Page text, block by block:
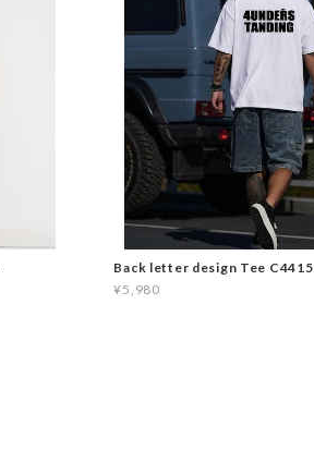
Back letter design Tee C4415
¥5,980